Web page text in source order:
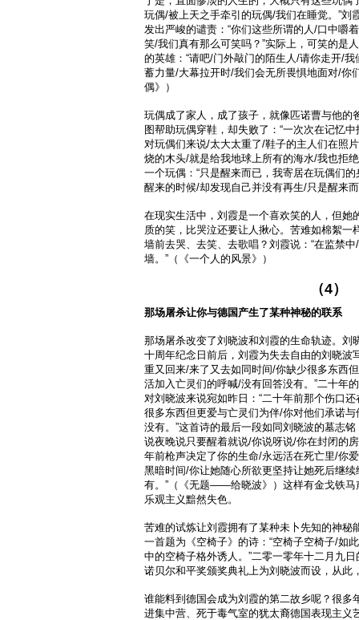
玩偶/被上天之手牵引的玩偶/我们在睡觉。”刘
发出严峻的谴责：“你们这些所谓的人/口中嚼
笑/我们真有那么可笑吗？”实际上，可笑的是
的英雄：“请吧/门外敲门的陌生人/请你走开/
蓄力量/大幕拉开时/我们会无所畏惧地面对/你
偶》）
玩偶成了家人，成了孩子，就像匹诺曹与他的
图帮助玩偶穿鞋，却失败了：“一次次在记忆
对玩偶们来说/太大太重了/鞋子的主人们在照
烧的木头/就是给我地球上所有的海水/我也拒
一个玩偶：“只是醒来而已，我寄居在玩偶们
醒来的时候/却发现自己并没有再生/只是醒来
在现实生活中，刘霞是一个喜欢笑的人，但她
质的笑，比哭泣还要让人揪心。苦难如棉絮一
墙前去哭、去笑、去歌唱？刘霞说：“在监禁
墙。”（《一个人的风景》）
（4）
那场屠杀让你与德国产生了某种神秘的联系
那场屠杀改变了刘晓波和刘霞的生命轨迹。刘
十周年纪念日前后，刘霞为失去自由的刘晓波
重又回来/来了又去如同时间/你缺少很多东西
活加入亡灵们的呼喊/没有回答没有。”二十年
对刘晓波来说宛如昨日：“二十年前那个伤口
很多东西但更爱与亡灵们为伴/你对他们承诺
没有。”这首诗的最后一段如同刘晓波的墓志
说夜晚说只要醒着就说/你说呀说/你在封闭的
年前枪声决定了你的生命/永远活在死亡里/你
黑暗时间/你让她随心所欲更坚持让她死后继
有。”（《无题——给晓波》）这样有金戈铁马
乐观主义黯然失色。
苦难的试炼让刘霞拥有了某种未卜先知的神秘
一首题为《空椅子》的诗：“空椅子空椅子/如
中的空椅子格外诱人。”二零一零年十二月九
诺贝尔和平奖颁奖典礼上为刘晓波而设，从此
谁能料到德国会成为刘霞的第二故乡呢？很多
进集中营、死于毒气室的犹太裔德国表现主义